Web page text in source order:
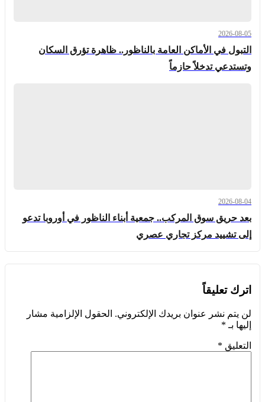
2026-08-05
التبول في الأماكن العامة بالناظور.. ظاهرة تؤرق السكان
وتستدعي تدخلاً حازماً
2026-08-04
بعد حريق سوق المركب.. جمعية أبناء الناظور في أوروبا تدعو
إلى تشييد مركز تجاري عصري
اترك تعليقاً
لن يتم نشر عنوان بريدك الإلكتروني. الحقول الإلزامية مشار
إليها بـ *
التعليق *